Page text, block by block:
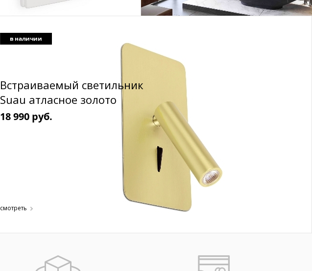
в наличии
смотреть
Встраиваемый светильник
Suau атласное золото
18 990 руб.